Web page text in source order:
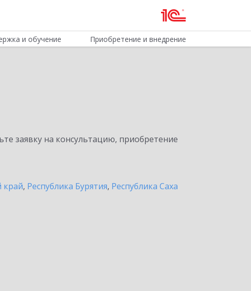
и обучение Приобретение и внедрение
заявку на консультацию, приобретение
край, Республика Бурятия, Республика Саха